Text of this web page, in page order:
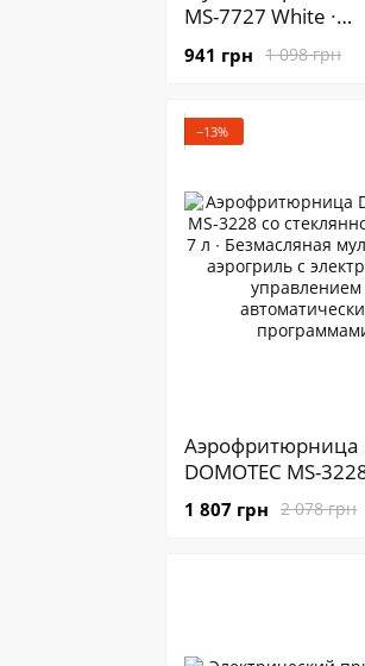
MS-7727 White ∙
Мультиварка
MS-7727 для дома и
1 098 грн
941 грн
−13%
Аэрофритюрница
DOMOTEC MS-
стеклянной чашей
Безмасляная
2 078 грн
1 807 грн